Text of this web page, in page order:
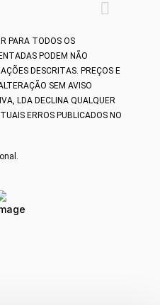

PARA TODOS OS
PODEM NÃO
DESCRITAS. PREÇOS E
SEM AVISO
LDA DECLINA QUALQUER
ERROS PUBLICADOS NO